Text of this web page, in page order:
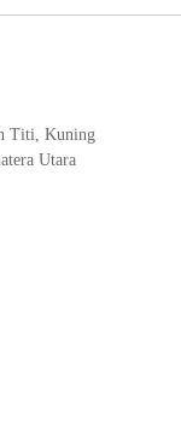
Titi, Kuning
Utara